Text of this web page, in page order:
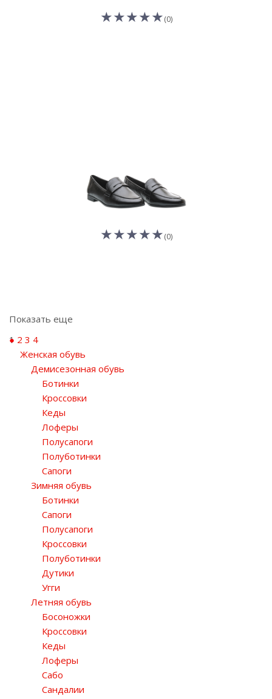
(0)
(0)
Показать еще
1 2 3 4
Женская обувь
Демисезонная обувь
Ботинки
Кроссовки
Кеды
Лоферы
Полусапоги
Полуботинки
Сапоги
Зимняя обувь
Ботинки
Сапоги
Полусапоги
Кроссовки
Полуботинки
Дутики
Угги
Летняя обувь
Босоножки
Кроссовки
Кеды
Лоферы
Сабо
Сандалии